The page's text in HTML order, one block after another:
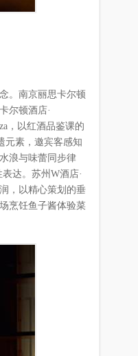
。南京丽思卡尔顿
尔顿酒店·
，以红酒品鉴课的
元素，邀宾客感知
浪与味蕾同步律
达。苏州W酒店·
，以精心策划的垂
烹饪鱼子酱体验菜